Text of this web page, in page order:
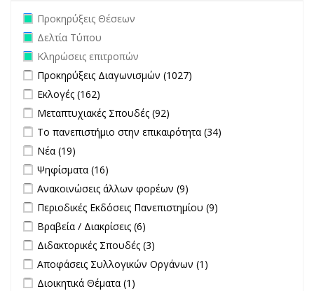
Remove Προκηρύξεις Θέσεων filter
Προκηρύξεις Θέσεων
Remove Δελτία Τύπου filter
Δελτία Τύπου
Remove Κληρώσεις επιτροπών filter
Κληρώσεις επιτροπών
Apply Προκηρύξεις Διαγωνισμών filter
Προκηρύξεις Διαγωνισμών (1027)
Apply Εκλογές filter
Εκλογές (162)
Apply Μεταπτυχιακές Σπουδές filter
Μεταπτυχιακές Σπουδές (92)
Apply Το πανεπιστήμιο στην επικαιρότητα filter
Το πανεπιστήμιο στην επικαιρότητα (34)
Apply Νέα filter
Νέα (19)
Apply Ψηφίσματα filter
Ψηφίσματα (16)
Apply Ανακοινώσεις άλλων φορέων filter
Ανακοινώσεις άλλων φορέων (9)
Apply Περιοδικές Εκδόσεις Πανεπιστημίου filter
Περιοδικές Εκδόσεις Πανεπιστημίου (9)
Apply Βραβεία / Διακρίσεις filter
Βραβεία / Διακρίσεις (6)
Apply Διδακτορικές Σπουδές filter
Διδακτορικές Σπουδές (3)
Apply Αποφάσεις Συλλογικών Οργάνων filter
Αποφάσεις Συλλογικών Οργάνων (1)
Apply Διοικητικά Θέματα filter
Διοικητικά Θέματα (1)